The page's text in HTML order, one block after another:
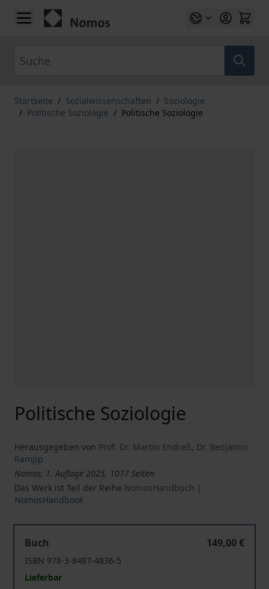
Zum Inhalt springen
Startseite / Sozialwissenschaften / Soziologie
/ Politische Soziologie / Politische Soziologie
Politische Soziologie
Herausgegeben von Prof. Dr. Martin Endreß, Dr. Benjamin
Rampp
Nomos, 1. Auflage 2025, 1077 Seiten
Das Werk ist Teil der Reihe NomosHandbuch |
NomosHandbook
Buch
149,00 €
ISBN 978-3-8487-4836-5
Lieferbar